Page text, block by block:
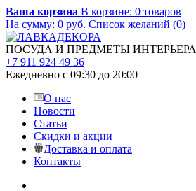
Ваша корзина В корзине: 0 товаров
На сумму: 0 руб. Список желаний (0)
ПОСУДА И ПРЕДМЕТЫ ИНТЕРЬЕРА
+7 911 924 49 36
Ежедневно с 09:30 до 20:00
О нас
Новости
Статьи
Скидки и акции
Доставка и оплата
Контакты